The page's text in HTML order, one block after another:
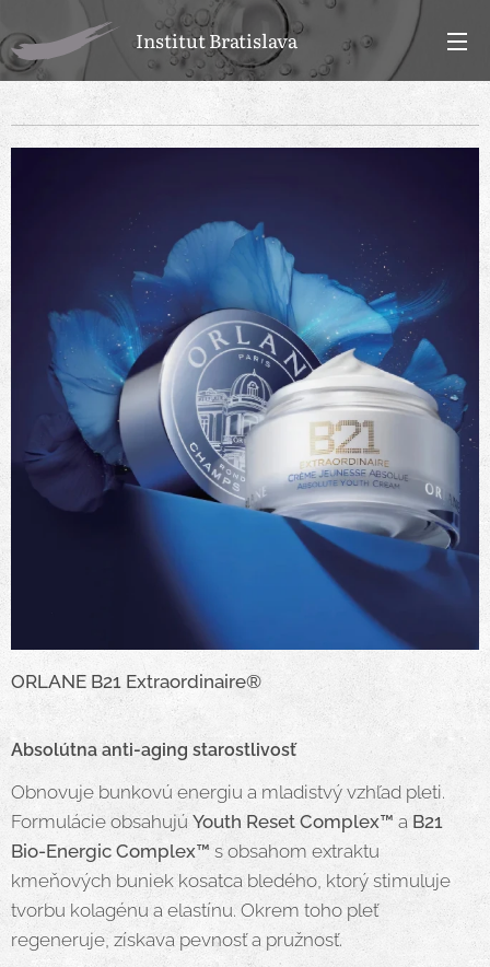
Institut Bratislava
ORLANE B21 Extraordinaire®
Absolútna anti-aging starostlivosť
Obnovuje bunkovú energiu a mladistvý vzhľad pleti.
Formulácie obsahujúYouth Reset Complex™ a B21
Bio-Energic Complex™ s obsahom extraktu
kmeňových buniek kosatca bledého, ktorý stimuluje
tvorbu kolagénu a elastínu. Okrem toho pleť
regeneruje, získava pevnosť a pružnosť.